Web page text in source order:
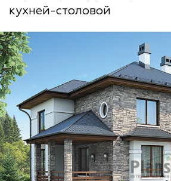
кухней-столовой